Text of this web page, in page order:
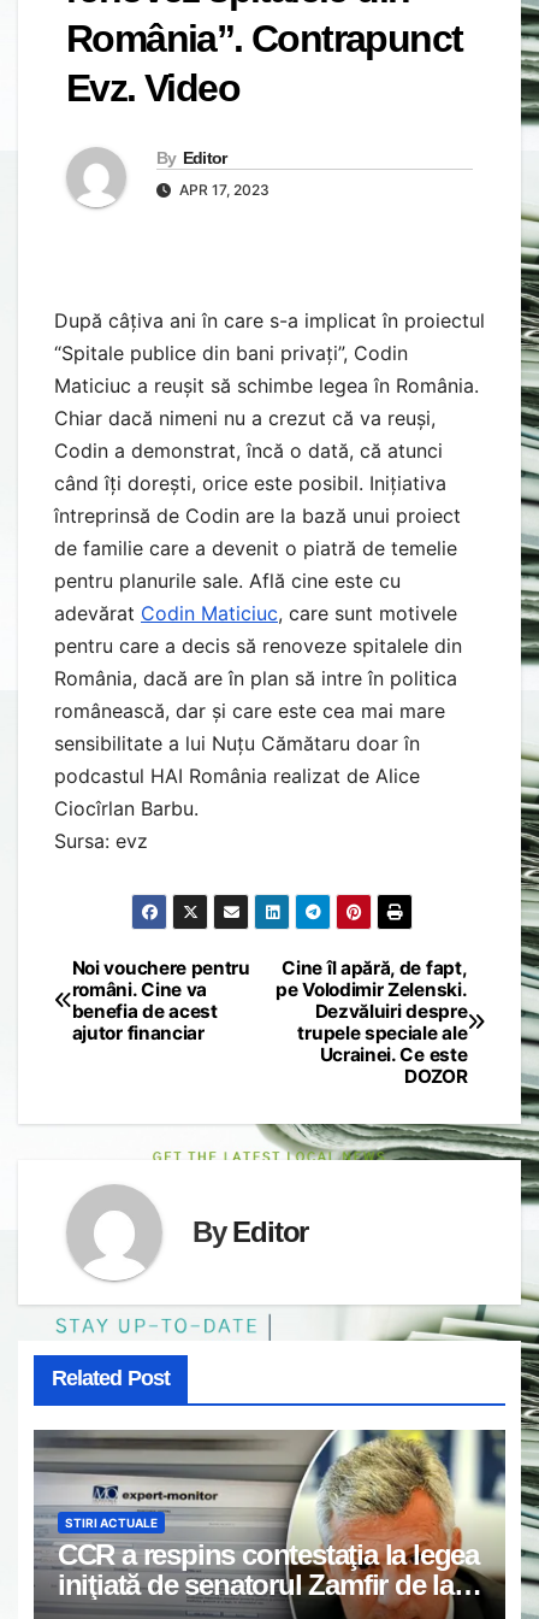
România”. Contrapunct
Evz. Video
By Editor
APR 17, 2023
După câțiva ani în care s-a implicat în proiectul
“Spitale publice din bani privați”, Codin
Maticiuc a reușit să schimbe legea în România.
Chiar dacă nimeni nu a crezut că va reuși,
Codin a demonstrat, încă o dată, că atunci
când îți dorești, orice este posibil. Inițiativa
întreprinsă de Codin are la bază unui proiect
de familie care a devenit o piatră de temelie
pentru planurile sale. Află cine este cu
adevărat Codin Maticiuc, care sunt motivele
pentru care a decis să renoveze spitalele din
România, dacă are în plan să intre în politica
românească, dar și care este cea mai mare
sensibilitate a lui Nuțu Cămătaru doar în
podcastul HAI România realizat de Alice
Ciocîrlan Barbu.
Sursa: evz
Post
navigation
Cine îl apără, de fapt,
pe Volodimir Zelenski.
Dezvăluiri despre
trupele speciale ale
Ucrainei. Ce este
DOZOR
Noi vouchere pentru
români. Cine va
benefia de acest
ajutor financiar
ByEditor
Related Post
STIRI ACTUALE
CCR a respins contestaţia la legea
iniţiată de senatorul Zamfir de la